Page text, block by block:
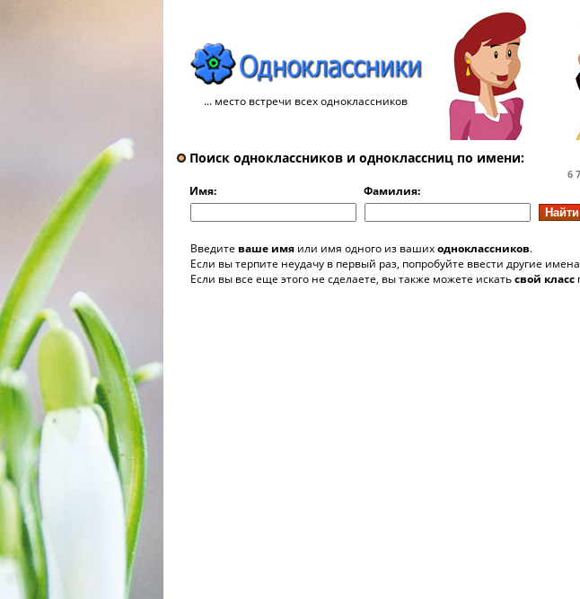
... место встречи всех одноклассников
Поиск одноклассников и одноклассниц по имени:
6
Имя: Фамилия:
Введите ваше имя или имя одного из вашиходноклассников.
Если вы терпите неудачу в первый раз, попробуйте ввести другие
Если вы все еще этого не сделаете, вы также можете искатьсвой класс